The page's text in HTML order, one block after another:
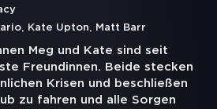
, Kate Upton, Matt Barr
Meg und Kate sind seit
Freundinnen. Beide stecken
Krisen und beschließen
zu fahren und alle Sorgen